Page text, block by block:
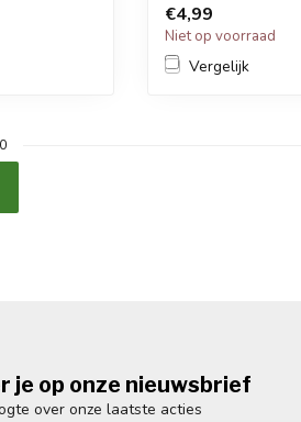
€4,99
Niet op voorraad
Vergelijk
je op onze nieuwsbrief
over onze laatste acties